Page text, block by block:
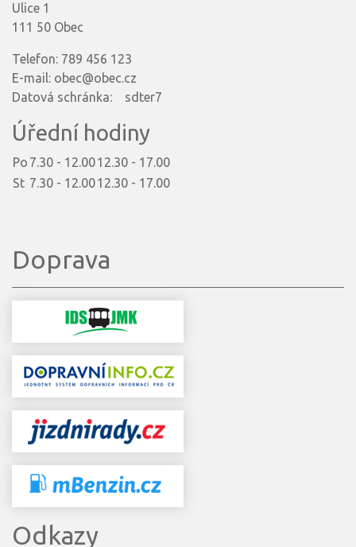
Ulice 1
111 50 Obec
Telefon: 789 456 123
E-mail: obec@obec.cz
Datová schránka: sdter7
Úřední hodiny
Po 7.30 - 12.0012.30 - 17.00
St 7.30 - 12.0012.30 - 17.00
Doprava
Odkazy